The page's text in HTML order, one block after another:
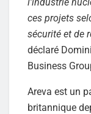
ces projets
sécurité et de
déclaré
Business
Areva est un
britannique